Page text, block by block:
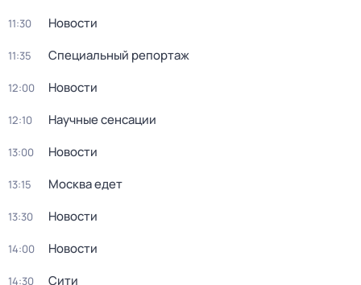
11:30 Новости
11:35 Специальный репортаж
12:00 Новости
12:10 Научные сенсации
13:00 Новости
13:15 Москва едет
13:30 Новости
14:00 Новости
14:30 Сити